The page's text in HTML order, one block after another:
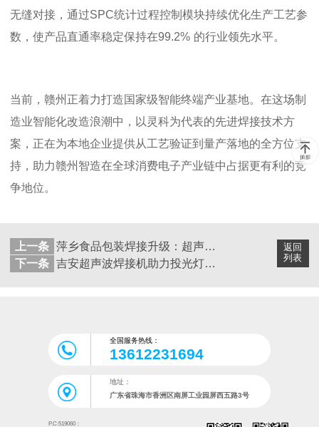
无缝对接，通过SPC统计过程控制模块持续优化生产工艺参
数，使产品直通率稳定保持在99.2% 的行业领先水平。
当前，赣州正着力打造国家级智能终端产业基地。在这场制
造业智能化改造浪潮中，以灵科为代表的先进焊接技术方
案，正在为本地企业提供从工艺验证到量产落地的全方位支
持，助力赣州智造在全球消费电子产业链中占据更有利的竞
争地位。
返回
列表
上一条
萍乡食品包装焊接升级：超声波技术如何破解行业痛点？
下一条
吉安超声波焊接机助力投光灯制造升级：技术革新破解行业痛点
全国服务热线：
13612231694
地址：
广东省珠海市香洲区南屏工业园屏西五路3号
P.C:519060：